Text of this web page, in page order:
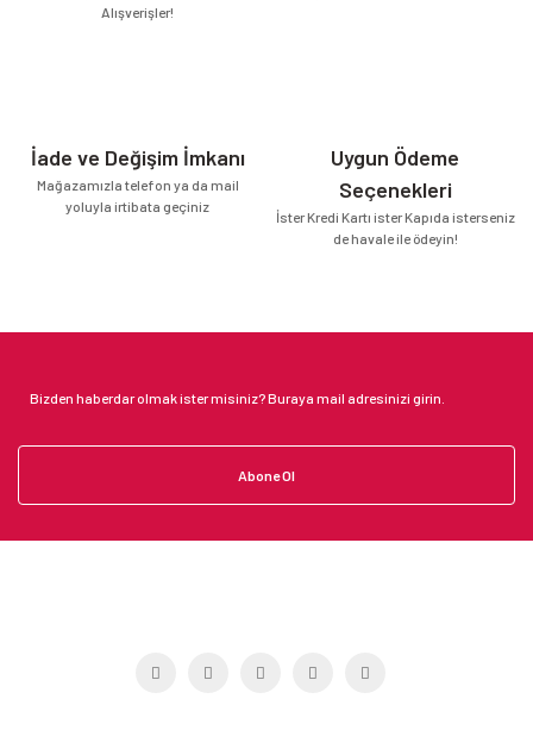
Alışverişler!
İade ve Değişim İmkanı
Mağazamızla telefon ya da mail
yoluyla irtibata geçiniz
Uygun Ödeme
Seçenekleri
İster Kredi Kartı ister Kapıda isterseniz
de havale ile ödeyin!
Abone Ol